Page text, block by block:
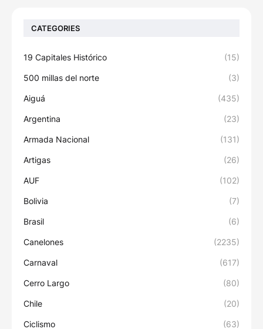
CATEGORIES
19 Capitales Histórico (15)
500 millas del norte (3)
Aiguá (435)
Argentina (23)
Armada Nacional (131)
Artigas (26)
AUF (102)
Bolivia (7)
Brasil (6)
Canelones (2235)
Carnaval (617)
Cerro Largo (80)
Chile (20)
Ciclismo (63)